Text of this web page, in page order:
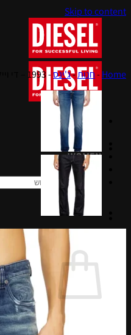
Skip to content
MEN
WOMEN
KIDS
חיפוש עבור:
סל קניות
אין מוצרים בסל הקניות.
Home
-חנות-ג'ינס-1993 – די וייל ג׳ינס בגזרה צרה – כחול כהה